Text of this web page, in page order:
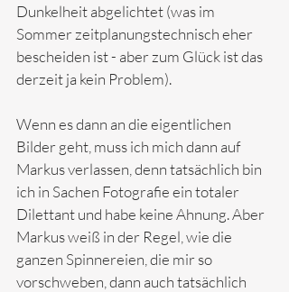
Dunkelheit abgelichtet (was im
Sommer zeitplanungstechnisch eher
bescheiden ist - aber zum Glück ist das
derzeit ja kein Problem).
Wenn es dann an die eigentlichen
Bilder geht, muss ich mich dann auf
Markus verlassen, denn tatsächlich bin
ich in Sachen Fotografie ein totaler
Dilettant und habe keine Ahnung. Aber
Markus weiß in der Regel, wie die
ganzen Spinnereien, die mir so
vorschweben, dann auch tatsächlich